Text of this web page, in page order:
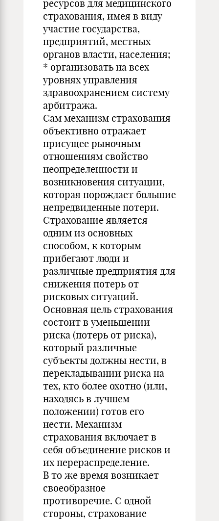
ресурсов для медицинского
страхования, имея в виду
участие государства,
предприятий, местных
органов власти, населения;
* организовать на всех
уровнях управления
здравоохранением систему
арбитража.
Сам механизм страхования
объективно отражает
присущее рыночным
отношениям свойство
неопределенности и
возникновения ситуации,
которая порождает большие
непредвиденные потери.
Страхование является
одним из основных
способом, к которым
прибегают люди и
различные предприятия для
снижения потерь от
рисковых ситуаций.
Основная цель страхования
состоит в уменьшении
риска (потерь от риска),
который различные
субъекты должны нести, в
перекладывании риска на
тех, кто более охотно (или,
находясь в лучшем
положении) готов его
нести. Механизм
страхования включает в
себя объединение рисков и
их перераспределение.
В то же время возникает
своеобразное
противоречие. С одной
стороны, страхование